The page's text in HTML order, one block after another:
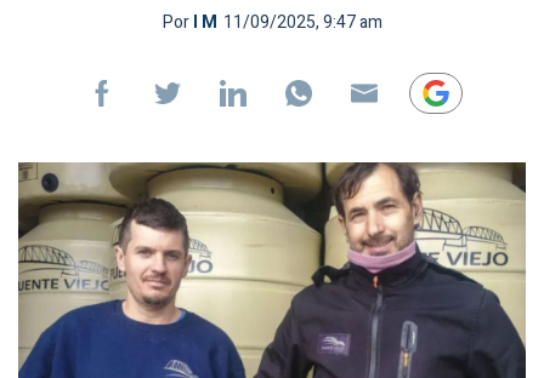
PorI M 11/09/2025, 9:47 am